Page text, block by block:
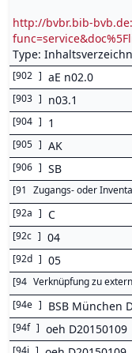
http://bvbr.bib-
Type:
[902 ] aE n02.0
[903 ] n03.1
[904 ] 1
[905 ] AK
[906 ] SB
[91 Zugangs- oder
[92a ] C
[92c ] 04
[92d ] 05
[94 Verknüpfung zu
[94e ] BSB München
[94f ] oeh D20150109
[94i ]